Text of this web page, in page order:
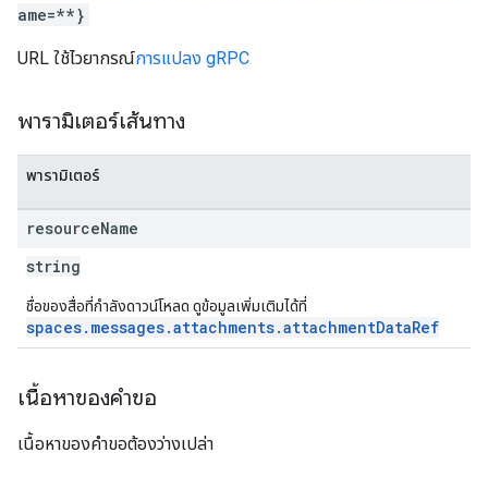
ame=**}
URL ใช้ไวยากรณ์การแปลง gRPC
พารามิเตอร์เส้นทาง
พารามิเตอร์
resourceName
string
ชื่อของสื่อที่กําลังดาวน์โหลด ดูข้อมูลเพิ่มเติมได้ที่
spaces.messages.attachments.attachmentDataRef
เนื้อหาของคำขอ
เนื้อหาของคำขอต้องว่างเปล่า